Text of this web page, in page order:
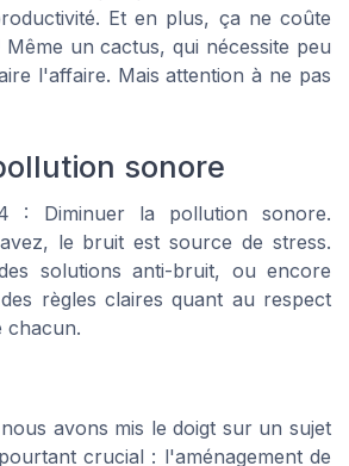
Et en plus, ça ne coûte
un cactus, qui nécessite peu
l'affaire. Mais attention à ne pas
sonore
: Diminuer la pollution sonore.
le bruit est source de stress.
solutions anti-bruit, ou encore
règles claires quant au respect
chacun.
avons mis le doigt sur un sujet
crucial : l'aménagement de